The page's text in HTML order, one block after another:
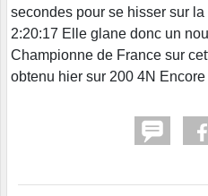
secondes pour se hisser sur
2:20:17 Elle glane donc un
Championne de France sur
obtenu hier sur 200 4N